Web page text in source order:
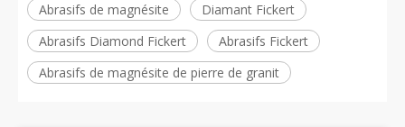
Abrasifs de magnésite
Diamant Fickert
Abrasifs Diamond Fickert
Abrasifs Fickert
Abrasifs de magnésite de pierre de granit